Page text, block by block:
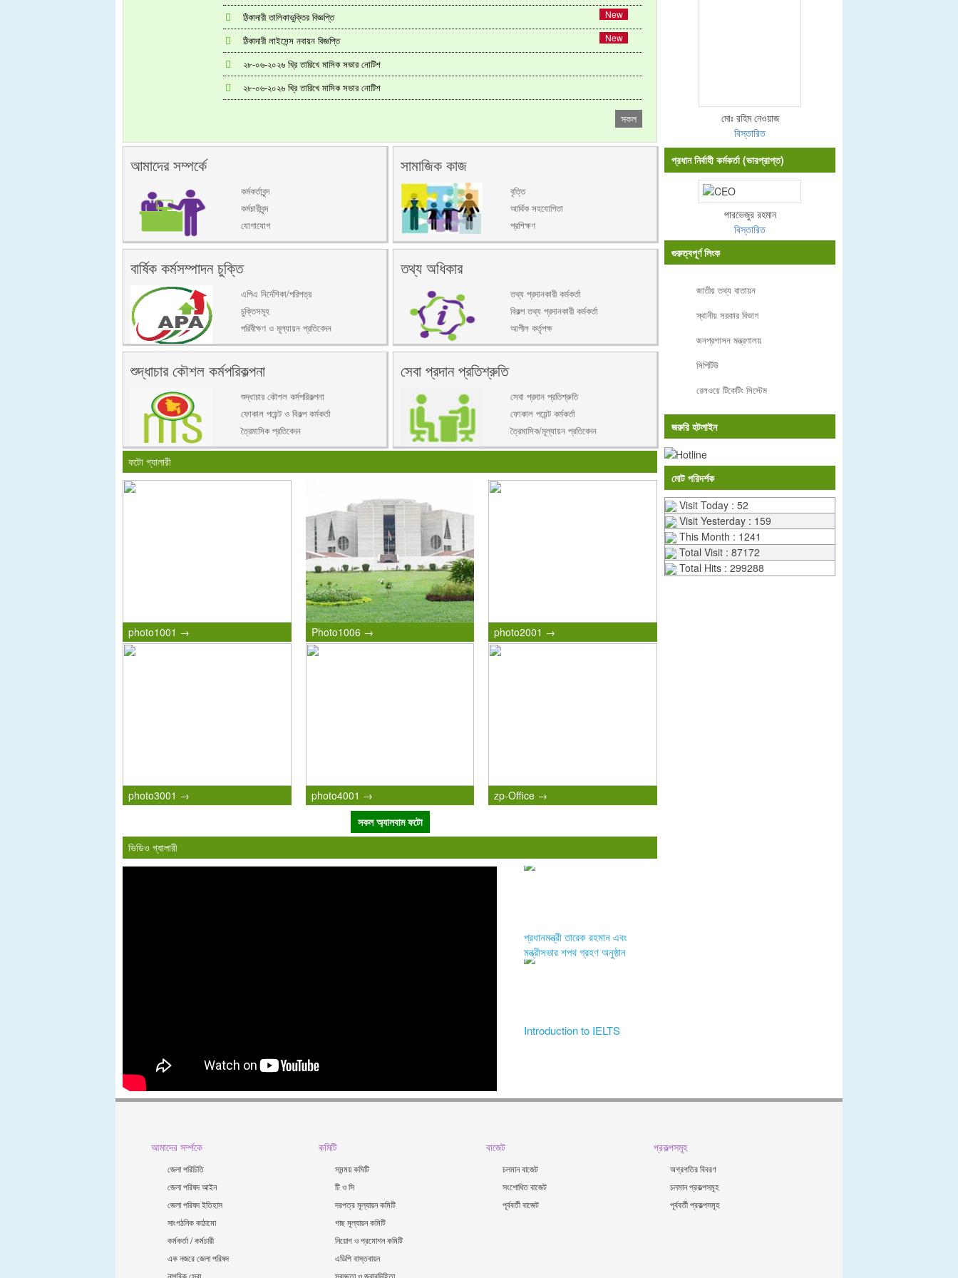
ঠিকাদারী তালিকাভুক্তির বিজ্ঞপ্তি
ঠিকাদারী লাইসেন্স নবায়ন বিজ্ঞপ্তি
২৮-০৬-২০২৬ খ্রি তারিখে মাসিক সভার নোটিশ
২৮-০৬-২০২৬ খ্রি তারিখে মাসিক সভার নোটিশ
সকল
আমাদের সম্পর্কে
কর্মকর্তাবৃন্দ
কর্মচারীবৃন্দ
যোগাযোগ
সামাজিক কাজ
বৃত্তি
আর্থিক সহযোগিতা
প্রশিক্ষণ
বার্ষিক কর্মসম্পাদন চুক্তি
এপিএ নির্দেশিকা/পরিপত্র
চুক্তিসমূহ
পরিবীক্ষণ ও মূল্যায়ন প্রতিবেদন
তথ্য অধিকার
তথ্য প্রদানকারী কর্মকর্তা
বিকল্প তথ্য প্রদানকারী কর্মকর্তা
আপীল কর্তৃপক্ষ
শুদ্ধাচার কৌশল কর্মপরিকল্পনা
শুদ্ধাচার কৌশল কর্মপরিকল্পনা
ফোকাল পয়েন্ট ও বিকল্প কর্মকর্তা
ত্রৈমাসিক প্রতিবেদন
সেবা প্রদান প্রতিশ্রুতি
সেবা প্রদান প্রতিশ্রুতি
ফোকাল পয়েন্ট কর্মকর্তা
ত্রৈমাসিক/মূল্যায়ন প্রতিবেদন
ফটো গ্যালারী
photo1001 → Photo1006 → photo2001 →
photo3001 → photo4001 →
zp-Office →
সকল অ্যালবাম ফটো
ভিডিও গ্যালারী
প্রধানমন্ত্রী তারেক রহমান এবং
মন্ত্রীসভার শপথ গ্রহণ অনুষ্ঠান
Introduction to IELTS
মোঃ রহিম নেওয়াজ
বিস্তারিত
প্রধান নির্বাহী কর্মকর্তা (ভারপ্রাপ্ত)
পারভেজুর রহমান
বিস্তারিত
গুরুত্বপূর্ণ লিংক
জাতীয় তথ্য বাতায়ন
স্থানীয় সরকার বিভাগ
জনপ্রশাসন মন্ত্রণালয়
সিপিটিউ
রেলওয়ে টিকেটিং সিস্টেম
জরুরি হটলাইন
মোট পরিদর্শক
Visit Today : 52
Visit Yesterday : 159
This Month : 1241
Total Visit : 87172
Total Hits : 299288
আমাদের সর্ম্পকে
জেলা পরিচিতি
জেলা পরিষদ আইন
জেলা পরিষদ ইতিহাস
সাংগঠনিক কাঠামো
কর্মকর্তা / কর্মচারী
এক নজরে জেলা পরিষদ
নাগরিক সেবা
কমিটি
সমন্ময় কমিটি
টি ও সি
দরপত্র মূল্যায়ন কমিটি
গাছ মূল্যায়ন কমিটি
নিয়োগ ও প্রমোশন কমিটি
এডিপি বাস্তবায়ন
স্বচ্ছতা ও জবাবদিহিতা
বাজেট
চলমান বাজেট
সংশোধিত বাজেট
পূর্ববর্তী বাজেট
প্রকল্পসমূহ
অগ্রগতির বিবরণ
চলমান প্রকল্পসমূহ
পূর্ববর্তী প্রকল্পসমূহ